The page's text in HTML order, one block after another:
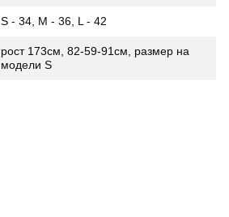
S - 34, M - 36, L - 42
рост 173см, 82-59-91см, размер на
модели S